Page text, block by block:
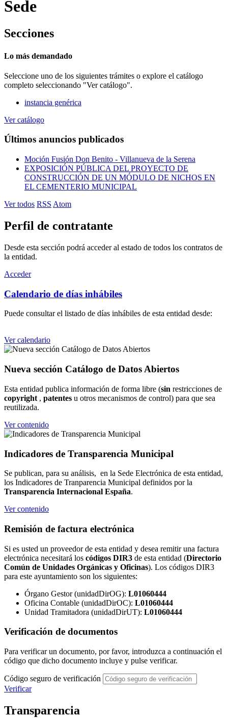
Sede
Secciones
Lo más demandado
Seleccione uno de los siguientes trámites o explore el catálogo
completo seleccionando "Ver catálogo".
instancia genérica
Ver catálogo
Últimos anuncios publicados
Moción Fusión Don Benito - Villanueva de la Serena
EXPOSICIÓN PÚBLICA DEL PROYECTO DE
CONSTRUCCIÓN DE UN MÓDULO DE NICHOS EN
EL CEMENTERIO MUNICIPAL
Ver todos RSS Atom
Perfil de contratante
Desde esta sección podrá acceder al estado de todos los contratos de
la entidad.
Acceder
Calendario de días inhábiles
Puede consultar el listado de días inhábiles de esta entidad desde:
Ver calendario
Nueva sección Catálogo de Datos Abiertos
Esta entidad publica información de forma libre (sin restricciones de
copyright , patentes u otros mecanismos de control) para que sea
reutilizada.
Ver contenido
Indicadores de Transparencia Municipal
Se publican, para su análisis, en la Sede Electrónica de esta entidad,
los Indicadores de Tranparencia Municipal definidos por la
Transparencia Internacional España.
Ver contenido
Remisión de factura electrónica
Si es usted un proveedor de esta entidad y desea remitir una factura
electrónica necesitará los códigos DIR3 de esta entidad (Directorio
Común de Unidades Orgánicas y Oficinas). Los códigos DIR3
para este ayuntamiento son los siguientes:
Órgano Gestor (unidadDirOG): L01060444
Oficina Contable (unidadDirOC): L01060444
Unidad Tramitadora (unidadDirUT): L01060444
Verificación de documentos
Para verificar un documento, por favor, introduzca a continuación el
código que dicho documento incluye y pulse verificar.
Código seguro de verificación
Verificar
Transparencia